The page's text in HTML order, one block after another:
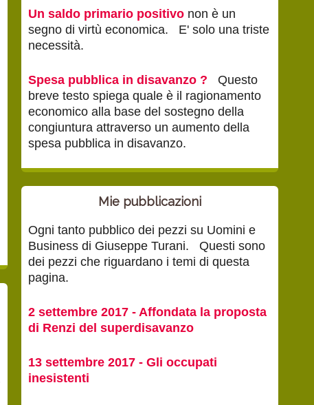
Un saldo primario positivo non è un
segno di virtù economica. E' solo una triste
necessità.
Spesa pubblica in disavanzo ? Questo
breve testo spiega quale è il ragionamento
economico alla base del sostegno della
congiuntura attraverso un aumento della
spesa pubblica in disavanzo.
Mie pubblicazioni
Ogni tanto pubblico dei pezzi su Uomini e
Business di Giuseppe Turani. Questi sono
dei pezzi che riguardano i temi di questa
pagina.
2 settembre 2017 - Affondata la proposta
di Renzi del superdisavanzo
13 settembre 2017 - Gli occupati
inesistenti